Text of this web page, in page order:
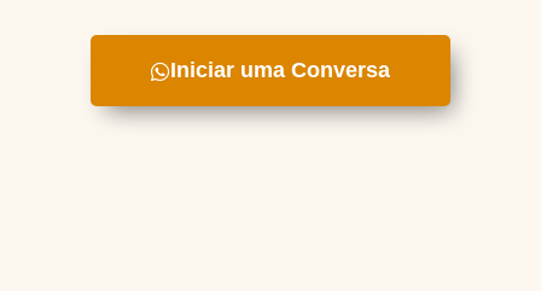
Iniciar uma Conversa